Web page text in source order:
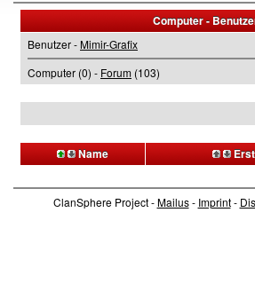
Computer -
Benutzer -Mimir-Grafix
Computer (0) - Forum (103)
Name
ClanSphere Project -Mailus- Imprint-